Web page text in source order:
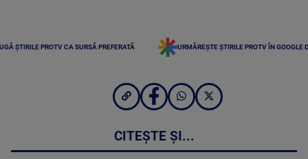
ȘTIRILE PROTV CA SURSĂ PREFERATĂ URMĂREȘTE ȘTIRILE PROTV ÎN GOOGLE
CITEȘTE ȘI...